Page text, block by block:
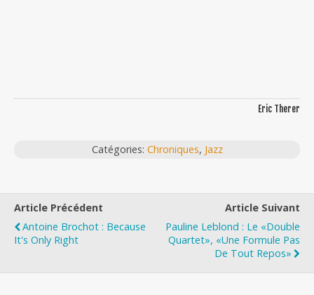
Eric Therer
Catégories: Chroniques, Jazz
Article Précédent
Antoine Brochot : Because
It's Only Right
Article Suivant
Pauline Leblond : Le «Double
Quartet», «une Formule Pas
De Tout Repos»